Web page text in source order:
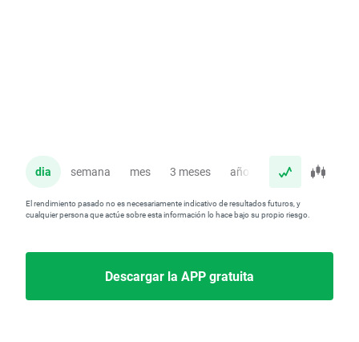
dia semana mes 3 meses año
El rendimiento pasado no es necesariamente indicativo de resultados futuros, y
cualquier persona que actúe sobre esta información lo hace bajo su propio riesgo.
Descargar la APP gratuita